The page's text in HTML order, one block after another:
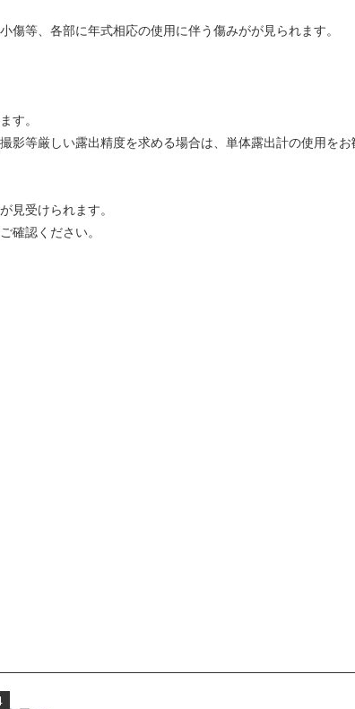
等、各部に年式相応の使用に伴う傷みがが見られます。
す。
影等厳しい露出精度を求める場合は、単体露出計の使用を
見受けられます。
確認ください。